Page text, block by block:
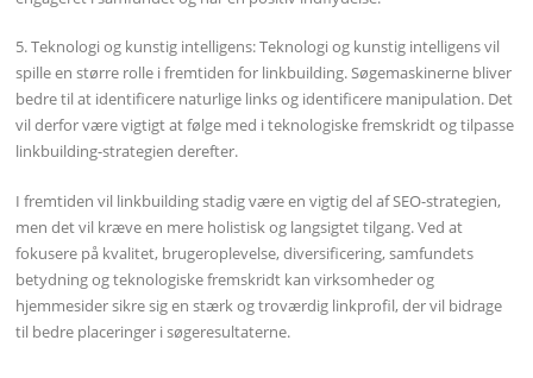
5. Teknologi og kunstig intelligens: Teknologi og kunstig intelligens vil
spille en større rolle i fremtiden for linkbuilding. Søgemaskinerne bliver
bedre til at identificere naturlige links og identificere manipulation. Det
vil derfor være vigtigt at følge med i teknologiske fremskridt og tilpasse
linkbuilding-strategien derefter.
I fremtiden vil linkbuilding stadig være en vigtig del af SEO-strategien,
men det vil kræve en mere holistisk og langsigtet tilgang. Ved at
fokusere på kvalitet, brugeroplevelse, diversificering, samfundets
betydning og teknologiske fremskridt kan virksomheder og
hjemmesider sikre sig en stærk og troværdig linkprofil, der vil bidrage
til bedre placeringer i søgeresultaterne.